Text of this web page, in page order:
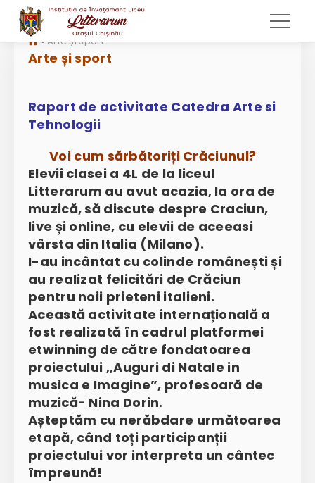
» Arte și sport
Arte și sport
Raport de activitate Catedra Arte si
Tehnologii
Voi cum sărbătoriți Crăciunul?
Elevii clasei a 4L de la liceul
Litterarum au avut acazia, la ora de
muzică, să discute despre Craciun,
live și online, cu elevii de aceeasi
vârsta din Italia (Milano).
I-au incântat cu colinde românești și
au realizat felicitări de Crăciun
pentru noii prieteni italieni.
Această activitate internațională a
fost realizată în cadrul platformei
etwinning de către fondatoarea
proiectului ,,Auguri di Natale in
musica e Imagine”, profesoară de
muzică- Nina Dorin.
Așteptăm cu nerăbdare următoarea
etapă, când toți participanții
proiectului vor interpreta un cântec
împreună!